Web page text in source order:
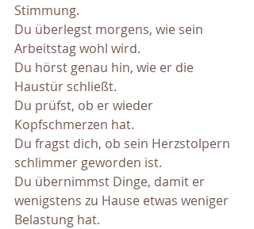
Stimmung.
Du überlegst morgens, wie sein
Arbeitstag wohl wird.
Du hörst genau hin, wie er die
Haustür schließt.
Du prüfst, ob er wieder
Kopfschmerzen hat.
Du fragst dich, ob sein Herzstolpern
schlimmer geworden ist.
Du übernimmst Dinge, damit er
wenigstens zu Hause etwas weniger
Belastung hat.